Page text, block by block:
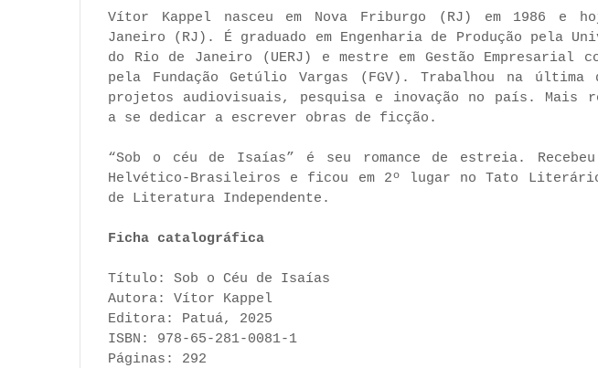
Vítor Kappel nasceu em Nova Friburgo (RJ) em 1986 e
Janeiro (RJ). É graduado em Engenharia de Produção pela
do Rio de Janeiro (UERJ) e mestre em Gestão Empresarial
pela Fundação Getúlio Vargas (FGV). Trabalhou na última
projetos audiovisuais, pesquisa e inovação no país. Mais
a se dedicar a escrever obras de ficção.
“Sob o céu de Isaías” é seu romance de estreia.
Helvético-Brasileiros e ficou em 2º lugar no Tato
de Literatura Independente.
Ficha catalográfica
Título: Sob o Céu de Isaías
Autora: Vítor Kappel
Editora: Patuá, 2025
ISBN: 978-65-281-0081-1
Páginas: 292